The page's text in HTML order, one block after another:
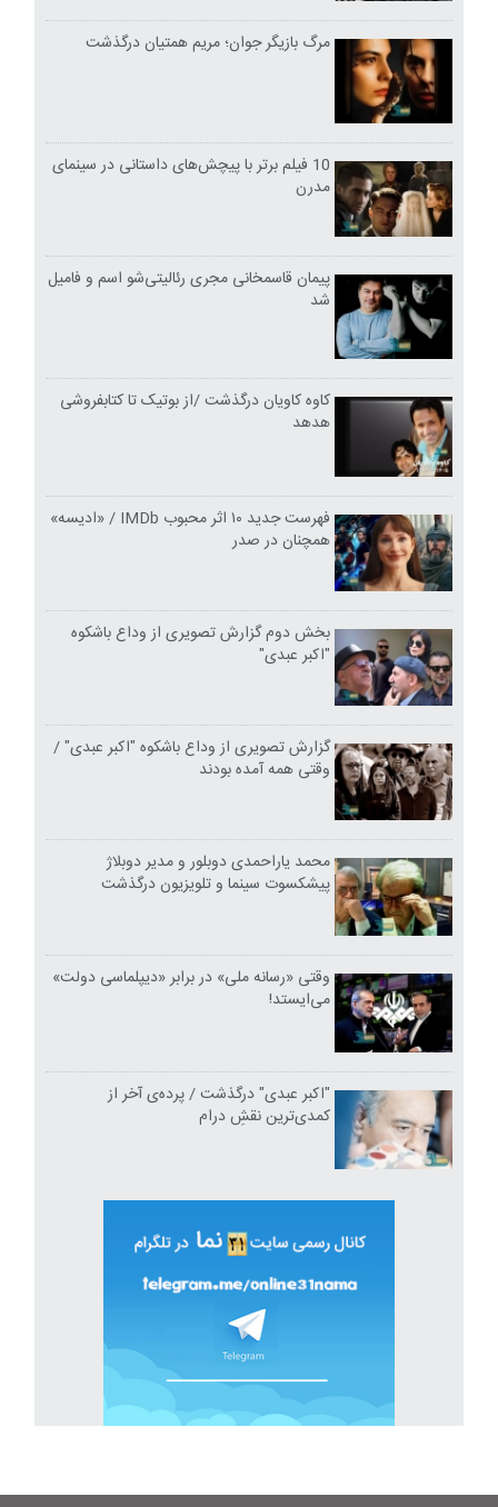
مرگ بازیگر جوان؛ مریم همتیان درگذشت
10 فیلم برتر با پیچش‌های داستانی در سینمای
مدرن
پیمان قاسمخانی مجری رئالیتی‌شو اسم و فامیل
شد
کاوه کاویان درگذشت /از بوتیک تا کتابفروشی
هدهد
فهرست جدید ۱۰ اثر محبوب IMDb / «ادیسه»
همچنان در صدر
بخش دوم گزارش تصویری از وداع باشکوه
"اکبر عبدی"
گزارش تصویری از وداع باشکوه "اکبر عبدی" /
وقتی همه آمده بودند
محمد یاراحمدی دوبلور و مدیر دوبلاژ
پیشکسوت سینما و تلویزیون درگذشت
وقتی «رسانه ملی» در برابر «دیپلماسی دولت»
می‌ایستد!
"اکبر عبدی" درگذشت / پرده‌ی آخر از
کمدی‌ترین نقشِ درام